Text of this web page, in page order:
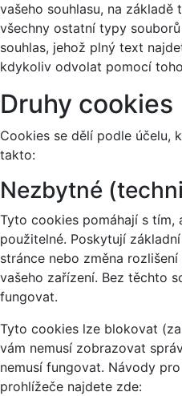
vašeho souhlasu, na základě
všechny ostatní typy
souhlas, jehož plný text
kdykoliv odvolat pomocí
Druhy cookies
Cookies se dělí podle účelu,
takto:
Nezbytné
Tyto cookies pomáhají s
použitelné. Poskytují
stránce nebo změna
vašeho zařízení. Bez těchto
fungovat.
Tyto cookies lze blokovat
vám nemusí zobrazovat
nemusí fungovat. Návody
prohlížeče najdete zde: